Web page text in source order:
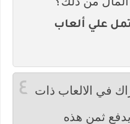
علي ألعاب
٤ في الالعاب ذات
ثمن هذه